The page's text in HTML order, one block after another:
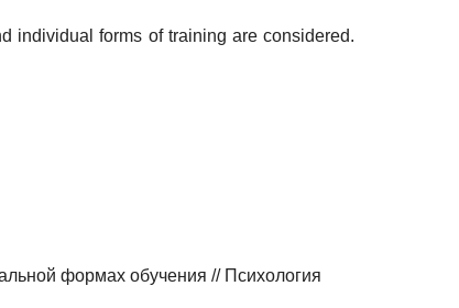
individual forms of training are considered.
формах обучения // Психология